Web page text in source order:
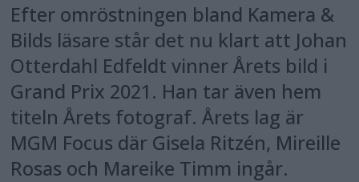
Efter omröstningen bland Kamera &
Bilds läsare står det nu klart att Johan
Otterdahl Edfeldt vinner Årets bild i
Grand Prix 2021. Han tar även hem
titeln Årets fotograf. Årets lag är
MGM Focus där Gisela Ritzén, Mireille
Rosas och Mareike Timm ingår.